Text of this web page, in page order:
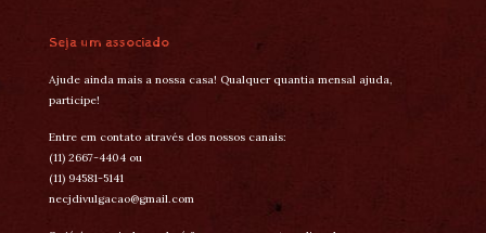
Seja um associado
Ajude ainda mais a nossa casa! Qualquer quantia mensal ajuda,
participe!
Entre em contato através dos nossos canais:
(11) 2667-4404 ou
(11) 94581-5141
necjdivulgacao@gmail.com